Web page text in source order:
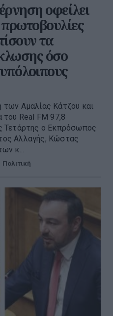
οφείλει
τα
όσο
των Αμαλίας Κάτζου και
του Real FM 97,8
Τετάρτης ο Εκπρόσωπος
Αλλαγής, Κώστας
κ...
Πολιτική